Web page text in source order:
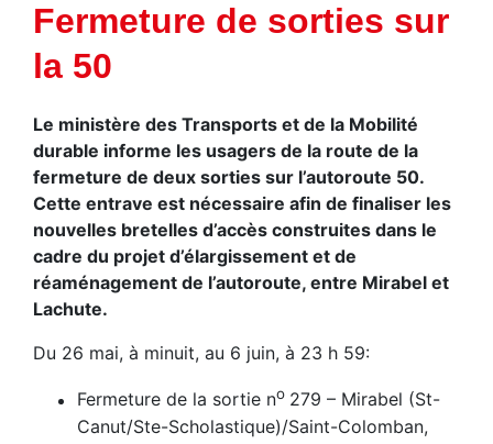
Fermeture de sorties sur
la 50
Le ministère des Transports et de la Mobilité
durable informe les usagers de la route de la
fermeture de deux sorties sur l’autoroute 50.
Cette entrave est nécessaire afin de finaliser les
nouvelles bretelles d’accès construites dans le
cadre du projet d’élargissement et de
réaménagement de l’autoroute, entre Mirabel et
Lachute.
Du 26 mai, à minuit, au 6 juin, à 23 h 59:
Fermeture de la sortie no 279 – Mirabel (St-
Canut/Ste-Scholastique)/Saint-Colomban,